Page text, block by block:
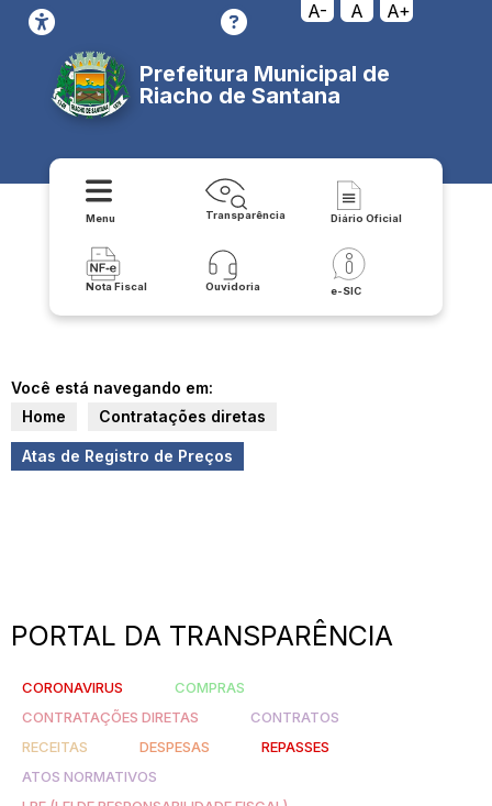
A- A A+
Prefeitura Municipal de
Riacho de Santana
Menu Transparência Diário Oficial
Nota Fiscal Ouvidoria e-SIC
Você está navegando em:
Home
Contratações diretas
Atas de Registro de Preços
PORTAL DA TRANSPARÊNCIA
CORONAVIRUS
COMPRAS
CONTRATAÇÕES DIRETAS
CONTRATOS
RECEITAS
DESPESAS
REPASSES
ATOS NORMATIVOS